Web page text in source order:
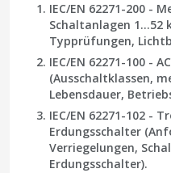
IEC/EN 62271-200 -
Schaltanlagen 1…52
Typprüfungen,
IEC/EN 62271-100 -
(Ausschaltklassen,
Lebensdauer,
IEC/EN 62271-102 -
Erdungsschalter
Verriegelungen,
Erdungsschalter).